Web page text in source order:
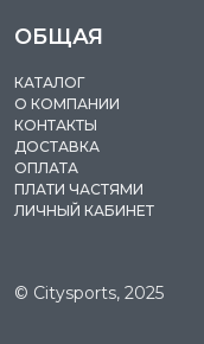
ОБЩАЯ
КАТАЛОГ
О КОМПАНИИ
КОНТАКТЫ
ДОСТАВКА
ОПЛАТА
ПЛАТИ ЧАСТЯМИ
ЛИЧНЫЙ КАБИНЕТ
© Citysports, 2025